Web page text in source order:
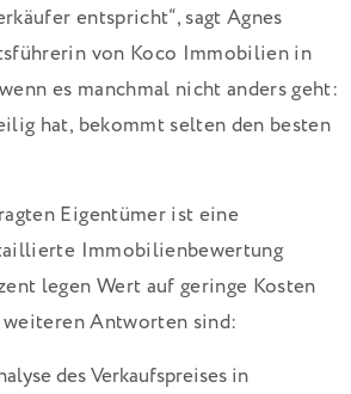
entspricht“, sagt Agnes
von Koco Immobilien in
es manchmal nicht anders geht:
hat, bekommt selten den besten
Eigentümer ist eine
Immobilienbewertung
legen Wert auf geringe Kosten
Antworten sind:
des Verkaufspreises in